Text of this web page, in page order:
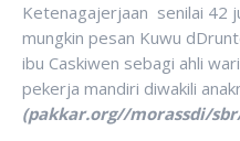
Ketenagajerjaan senilai 42
mungkin pesan Kuwu
ibu Caskiwen sebagi ahli
pekerja mandiri diwakili
(pakkar.org//morassdi/